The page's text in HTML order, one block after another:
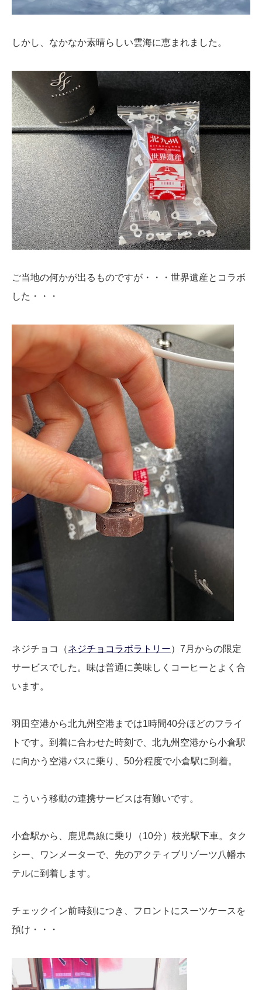
しかし、なかなか素晴らしい雲海に恵まれました。
ご当地の何かが出るものですが・・・世界遺産とコラボ
した・・・
ネジチョコ（ネジチョコラボラトリー）7月からの限定
サービスでした。味は普通に美味しくコーヒーとよく合
います。
羽田空港から北九州空港までは1時間40分ほどのフライ
トです。到着に合わせた時刻で、北九州空港から小倉駅
に向かう空港バスに乗り、50分程度で小倉駅に到着。
こういう移動の連携サービスは有難いです。
小倉駅から、鹿児島線に乗り（10分）枝光駅下車。タク
シー、ワンメーターで、先のアクティブリゾーツ八幡ホ
テルに到着します。
チェックイン前時刻につき、フロントにスーツケースを
預け・・・